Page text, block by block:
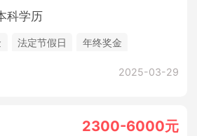
科学历
法定节假日 年终奖金
2025-03-29
2300-6000元